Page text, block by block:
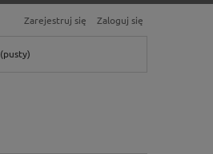
Zarejestruj się Zaloguj się
(pusty)